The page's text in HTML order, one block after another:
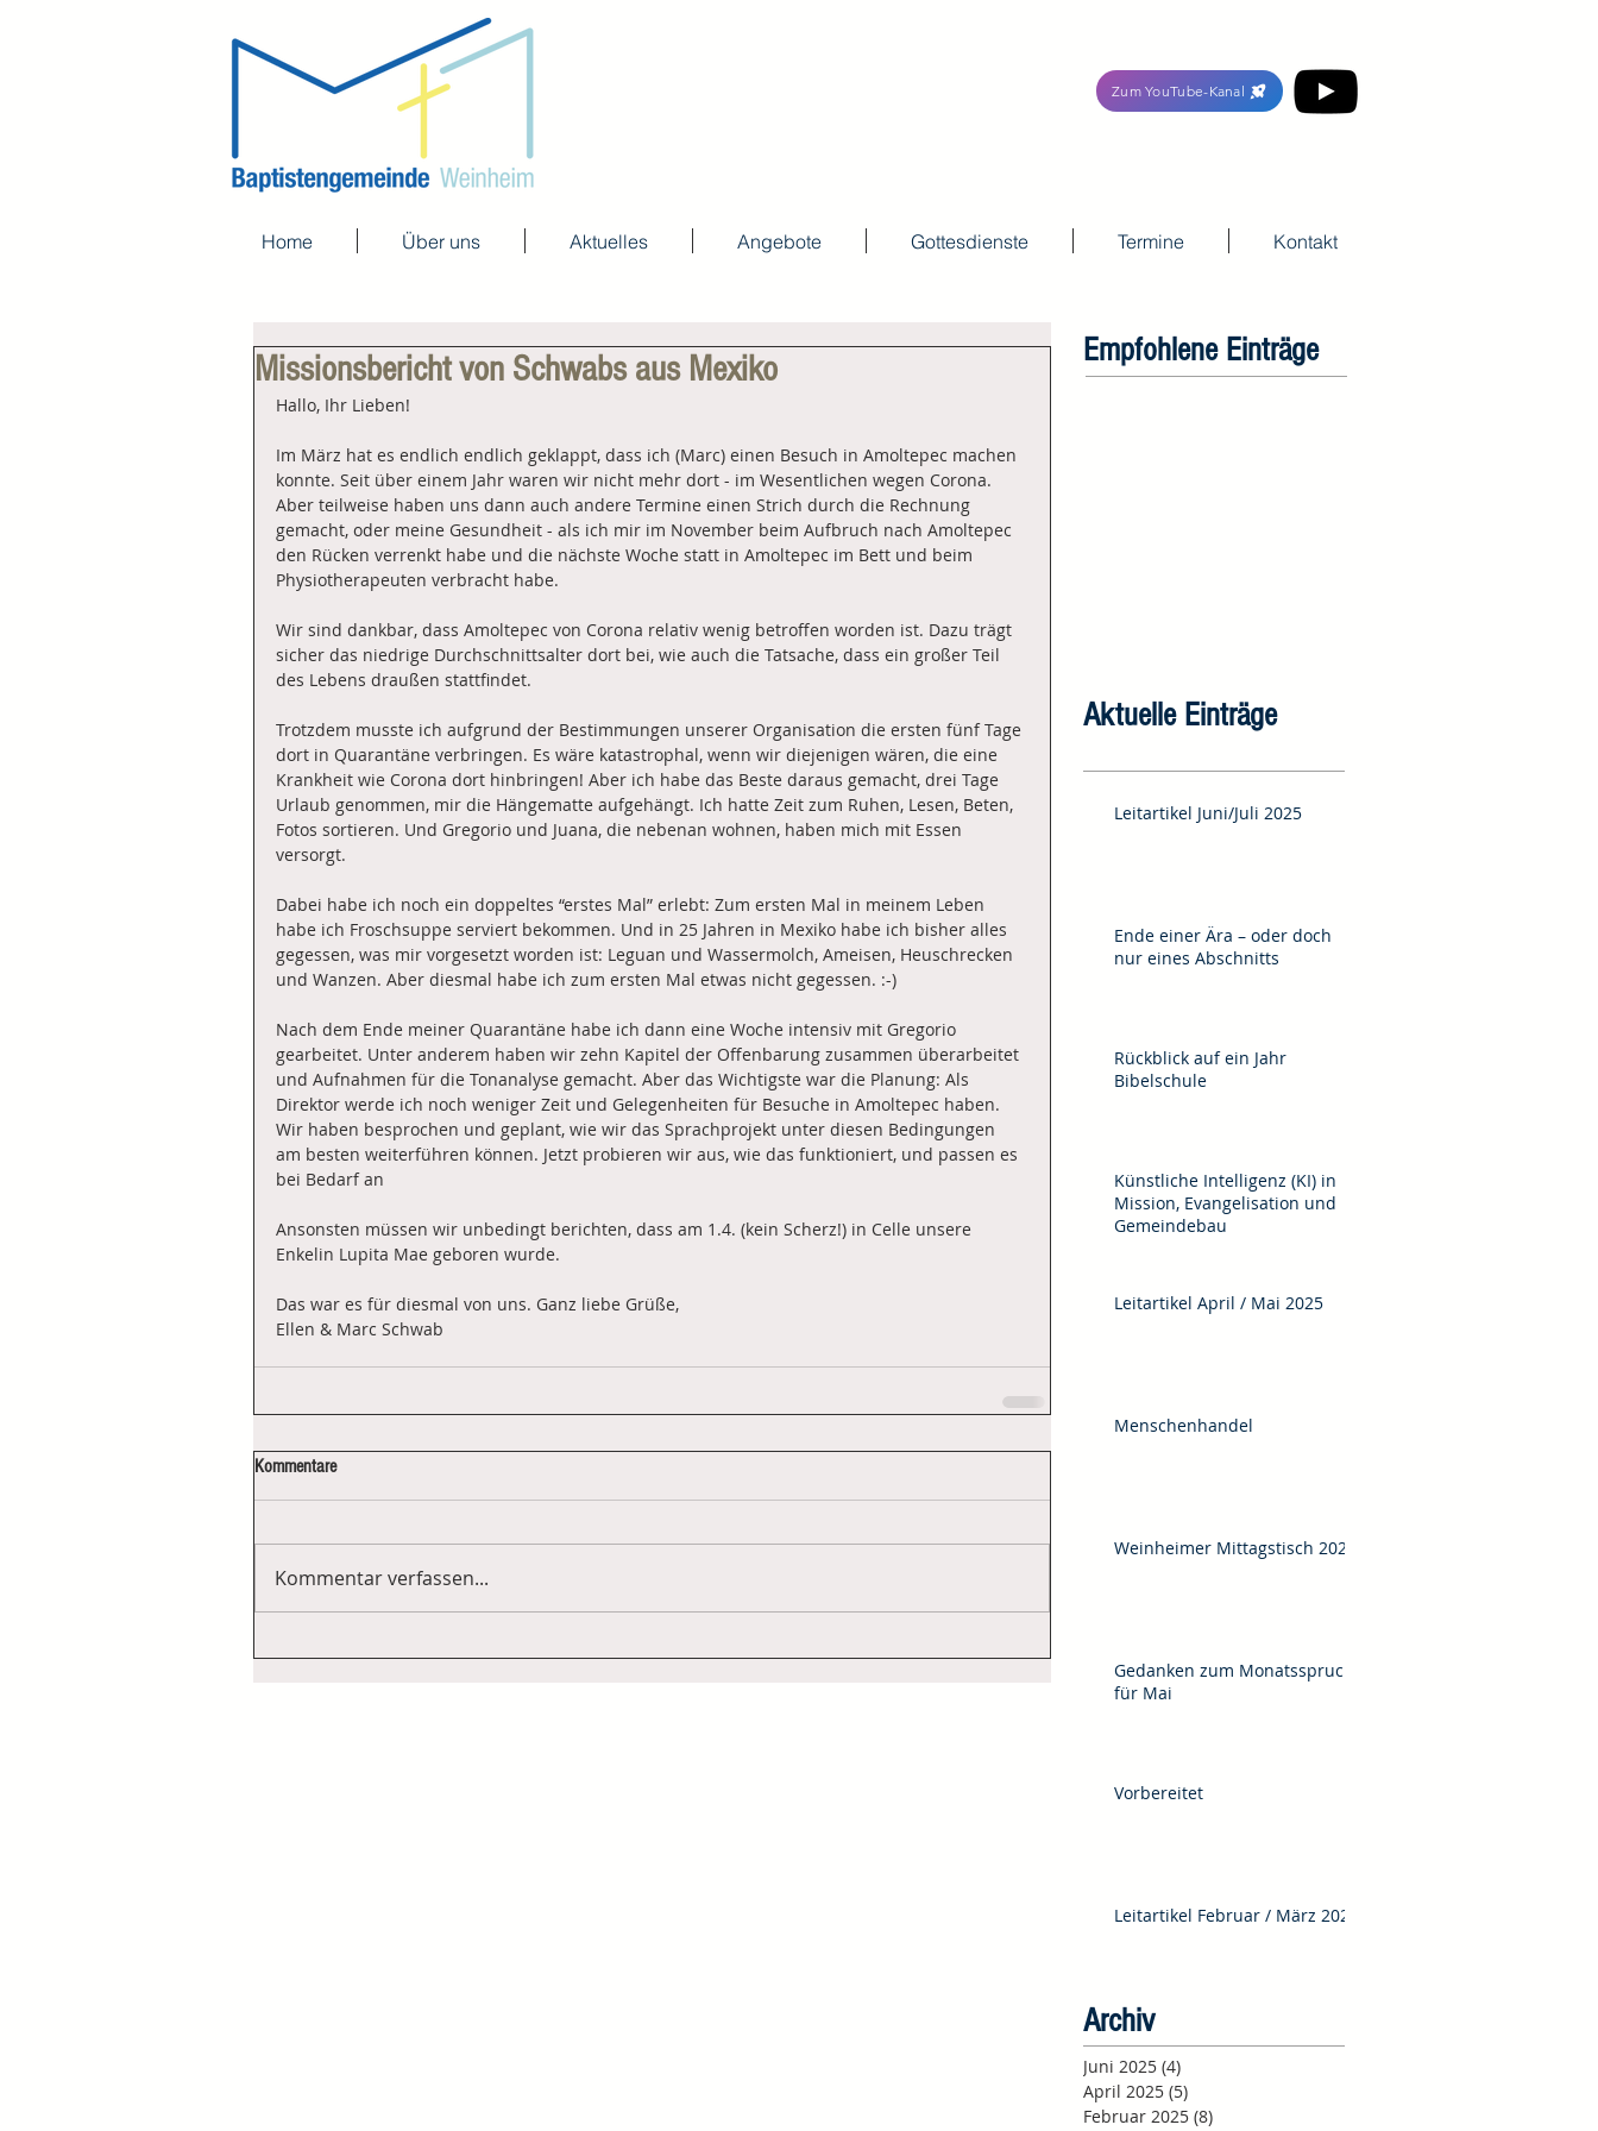
Zum YouTube-Kanal
Home Über uns Aktuelles Angebote Gottesdienste Termine Kontakt
Missionsbericht von Schwabs aus Mexiko
Hallo, Ihr Lieben!
Im März hat es endlich endlich geklappt, dass ich (Marc) einen Besuch in Amoltepec machen
konnte. Seit über einem Jahr waren wir nicht mehr dort - im Wesentlichen wegen Corona.
Aber teilweise haben uns dann auch andere Termine einen Strich durch die Rechnung
gemacht, oder meine Gesundheit - als ich mir im November beim Aufbruch nach Amoltepec
den Rücken verrenkt habe und die nächste Woche statt in Amoltepec im Bett und beim
Physiotherapeuten verbracht habe.
Wir sind dankbar, dass Amoltepec von Corona relativ wenig betroffen worden ist. Dazu trägt
sicher das niedrige Durchschnittsalter dort bei, wie auch die Tatsache, dass ein großer Teil
des Lebens draußen stattfindet.
Trotzdem musste ich aufgrund der Bestimmungen unserer Organisation die ersten fünf Tage
dort in Quarantäne verbringen. Es wäre katastrophal, wenn wir diejenigen wären, die eine
Krankheit wie Corona dort hinbringen! Aber ich habe das Beste daraus gemacht, drei Tage
Urlaub genommen, mir die Hängematte aufgehängt. Ich hatte Zeit zum Ruhen, Lesen, Beten,
Fotos sortieren. Und Gregorio und Juana, die nebenan wohnen, haben mich mit Essen
versorgt.
Dabei habe ich noch ein doppeltes “erstes Mal” erlebt: Zum ersten Mal in meinem Leben
habe ich Froschsuppe serviert bekommen. Und in 25 Jahren in Mexiko habe ich bisher alles
gegessen, was mir vorgesetzt worden ist: Leguan und Wassermolch, Ameisen, Heuschrecken
und Wanzen. Aber diesmal habe ich zum ersten Mal etwas nicht gegessen. :-)
Nach dem Ende meiner Quarantäne habe ich dann eine Woche intensiv mit Gregorio
gearbeitet. Unter anderem haben wir zehn Kapitel der Offenbarung zusammen überarbeitet
und Aufnahmen für die Tonanalyse gemacht. Aber das Wichtigste war die Planung: Als
Direktor werde ich noch weniger Zeit und Gelegenheiten für Besuche in Amoltepec haben.
Wir haben besprochen und geplant, wie wir das Sprachprojekt unter diesen Bedingungen
am besten weiterführen können. Jetzt probieren wir aus, wie das funktioniert, und passen es
bei Bedarf an
Ansonsten müssen wir unbedingt berichten, dass am 1.4. (kein Scherz!) in Celle unsere
Enkelin Lupita Mae geboren wurde.
Das war es für diesmal von uns. Ganz liebe Grüße,
Ellen & Marc Schwab
Kommentare
Kommentar verfassen...
Empfohlene Einträge
Aktuelle Einträge
Leitartikel Juni/Juli 2025
Ende einer Ära – oder doch
nur eines Abschnitts
Rückblick auf ein Jahr
Bibelschule
Künstliche Intelligenz (KI) in
Mission, Evangelisation und
Gemeindebau
Leitartikel April / Mai 2025
Menschenhandel
Weinheimer Mittagstisch 2025
Gedanken zum Monatsspruch
für Mai
Vorbereitet
Leitartikel Februar / März 2025
Archiv
Juni 2025 (4)
April 2025 (5)
Februar 2025 (8)